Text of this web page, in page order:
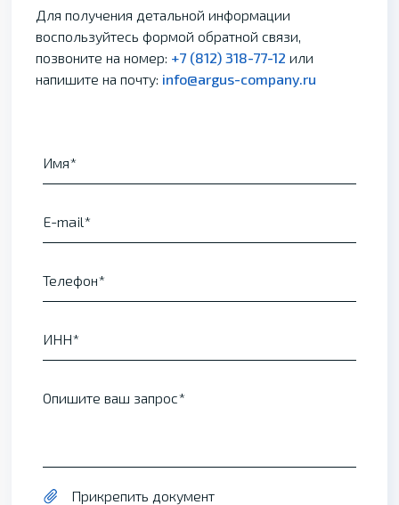
Для получения детальной информации
воспользуйтесь формой обратной связи,
позвоните на номер: +7 (812) 318-77-12 или
напишите на почту: info@argus-company.ru
Имя
E-mail
Телефон
ИНН
Опишите ваш запрос
Прикрепить документ